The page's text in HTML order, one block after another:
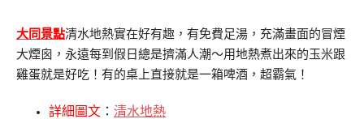
大同景點清水地熱實在好有趣，有免費足湯，充滿畫面的冒煙
大煙囪，永遠每到假日總是擠滿人潮～用地熱煮出來的玉米跟
雞蛋就是好吃！有的桌上直接就是一箱啤酒，超霸氣！
詳細圖文 ： 清水地熱